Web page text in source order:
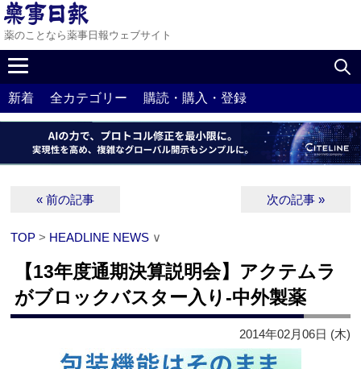
薬のことなら薬事日報ウェブサイト
新着 全カテゴリー 購読・購入・登録
« 前の記事 次の記事 »
TOP > HEADLINE NEWS ∨
【13年度通期決算説明会】アクテムラ
がブロックバスター入り‐中外製薬
2014年02月06日 (木)